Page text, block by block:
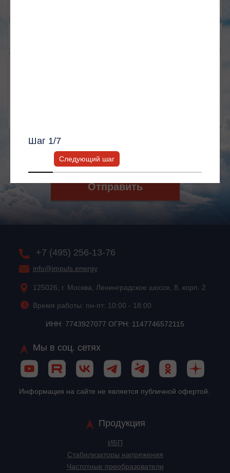
Я согласен с
обработки персональных данных
Политикой конфиденциальности
Отправить
+7 (495) 256-13-76
info@impuls.energy
125026, г. Москва, Ленинградское шоссе, 8, корп. 2
Время работы: пн-пт: 10:00 - 18:00
ИНН: 7743927077 ОГРН: 1147746572115
Мы в соц. сетях
Информация на сайте не является публичной офертой.
Продукция
ИБП
Стабилизаторы напряжения
Частотные преобразователи
Шаг 1/7
Следующий шаг